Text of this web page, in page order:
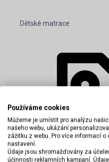
Dětské matrace
Používáme cookies
Můžeme je umístit pro analýzu
našeho webu, ukázání
zážitku z webu. Pro více informací
nastavení.
Údaje jsou shromažďovány za
účinnosti reklamních kampaní.